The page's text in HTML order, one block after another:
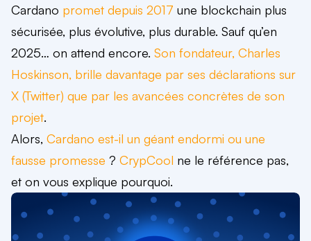
Cardano promet depuis 2017 une blockchain plus
sécurisée, plus évolutive, plus durable. Sauf qu’en
2025… on attend encore. Son fondateur, Charles
Hoskinson, brille davantage par ses déclarations sur
X (Twitter) que par les avancées concrètes de son
projet.
Alors, Cardano est-il un géant endormi ou une
fausse promesse ? CrypCool ne le référence pas,
et on vous explique pourquoi.